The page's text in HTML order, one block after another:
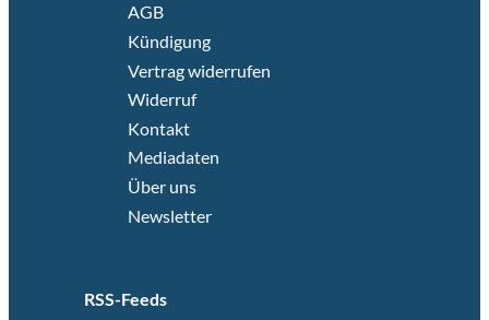
AGB
Kündigung
Vertrag widerrufen
Widerruf
Kontakt
Mediadaten
Über uns
Newsletter
RSS-Feeds